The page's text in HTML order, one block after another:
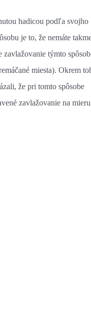
hadicou podľa svojho
je to, že nemáte
týmto
miesta). Okrem
že pri tomto spôsobe
zavlažovanie na